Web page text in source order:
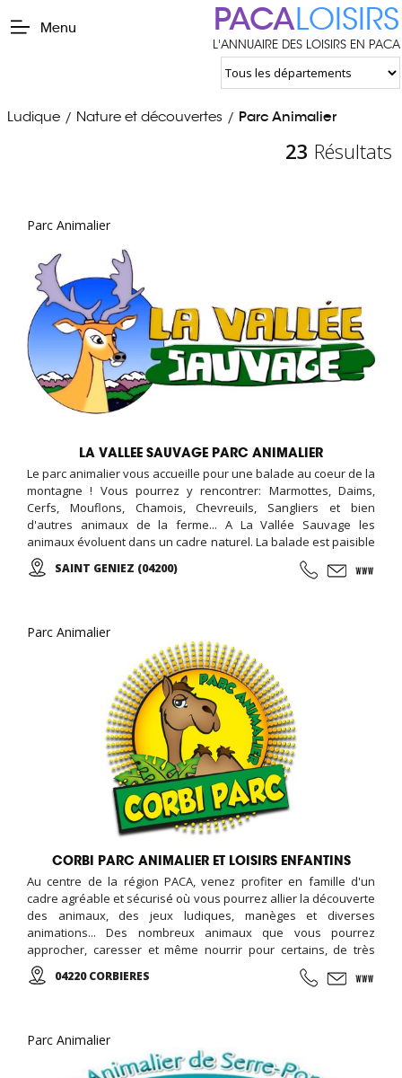
Menu PACALOISIRS
L'ANNUAIRE DES LOISIRS EN PACA
Ludique / Nature et découvertes / Parc Animalier
23 Résultats
Parc Animalier
LA VALLEE SAUVAGE PARC ANIMALIER
Le parc animalier vous accueille pour une balade au coeur de la
montagne ! Vous pourrez y rencontrer: Marmottes, Daims,
Cerfs, Mouflons, Chamois, Chevreuils, Sangliers et bien
d'autres animaux de la ferme... A La Vallée Sauvage les
animaux évoluent dans un cadre naturel. La balade est paisible
et accessible à tous. Vous circulerez à pied dans un parc de 15
hectares ...SAINT GENIEZ (04200)
Parc Animalier
CORBI PARC ANIMALIER ET LOISIRS ENFANTINS
Au centre de la région PACA, venez profiter en famille d'un
cadre agréable et sécurisé où vous pourrez allier la découverte
des animaux, des jeux ludiques, manèges et diverses
animations... Des nombreux animaux que vous pourrez
approcher, caresser et même nourrir pour certains, de très
belles aires de jeux pour enfants (châteaux et parcours
gonflables, trampolines géants et tyroliennes, Corbi Gliss: Les
04220 CORBIERES
Parc Animalier